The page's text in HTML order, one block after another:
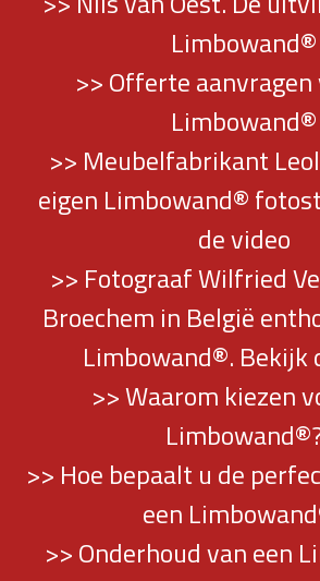
Limbowand®
>> Offerte aanvragen
Limbowand®
>> Meubelfabrikant
eigen Limbowand®
de video
>> Fotograaf Wilfried
Broechem in België
Limbowand®. Bekijk
>> Waarom kiezen
>> Hoe bepaalt u de
een
>> Onderhoud van een